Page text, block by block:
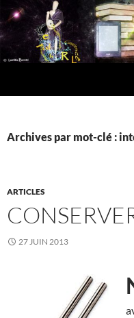
Aller
au
contenu
Archives par mot-clé :
ARTICLES
27 JUIN 2013